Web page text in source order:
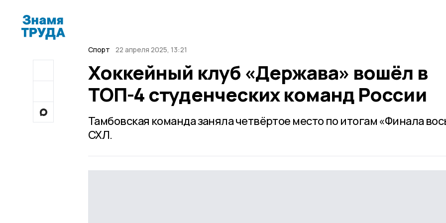
Спорт 22 апреля 2025, 13:21
Хоккейный клуб «Держава» вошёл в
ТОП-4 студенческих команд России
Тамбовская команда заняла четвёртое место по итогам «Финала
СХЛ.